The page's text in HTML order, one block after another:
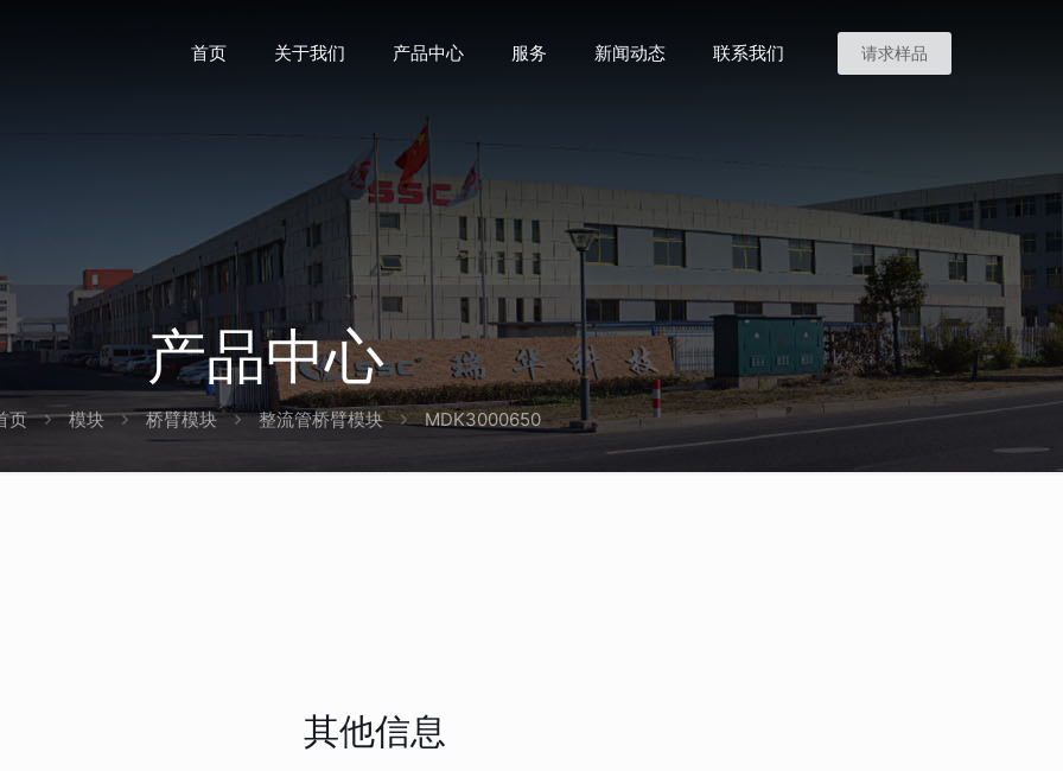
首页 关于我们 产品中心 服务 新闻动态 联系我们 请求样品
产品中心
页 模块 桥臂模块 整流管桥臂模块 MDK3000650
其他信息